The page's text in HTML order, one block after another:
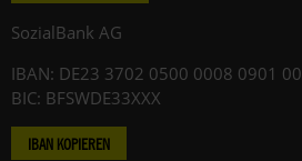
SozialBank AG
IBAN: DE23 3702 0500 0008 0901 00
BIC: BFSWDE33XXX
IBAN KOPIEREN